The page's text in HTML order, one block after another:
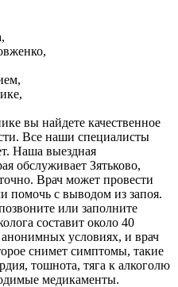
вы найдете качественное
Все наши специалисты
Наша выездная
обслуживает Зятьково,
Врач может провести
помочь с выводом из запоя.
или заполните
составит около 40
условиях, и врач
снимет симптомы, такие
тошнота, тяга к алкоголю
медикаменты.